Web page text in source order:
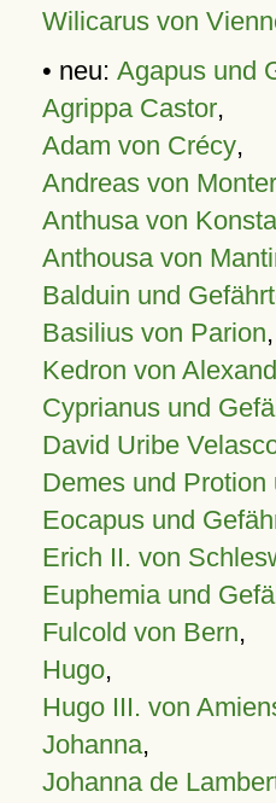
Wilicarus von
• neu: Agapus und
Agrippa Castor,
Adam von Crécy,
Andreas von
Anthusa von
Anthousa von
Balduin und
Basilius von Parion,
Kedron von
Cyprianus und
David Uribe
Demes und Protion
Eocapus und
Erich II. von
Euphemia und
Fulcold von Bern,
Hugo,
Hugo III. von
Johanna,
Johanna de